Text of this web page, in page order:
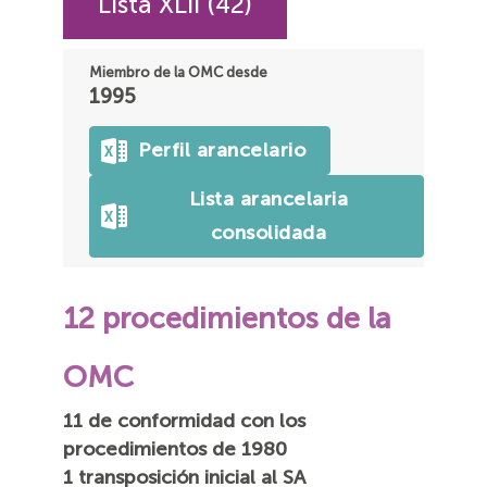
Miembro de la OMC desde
1995
Perfil arancelario
Lista arancelaria
consolidada
12 procedimientos de la
OMC
11 de conformidad con los
procedimientos de 1980
1 transposición inicial al SA